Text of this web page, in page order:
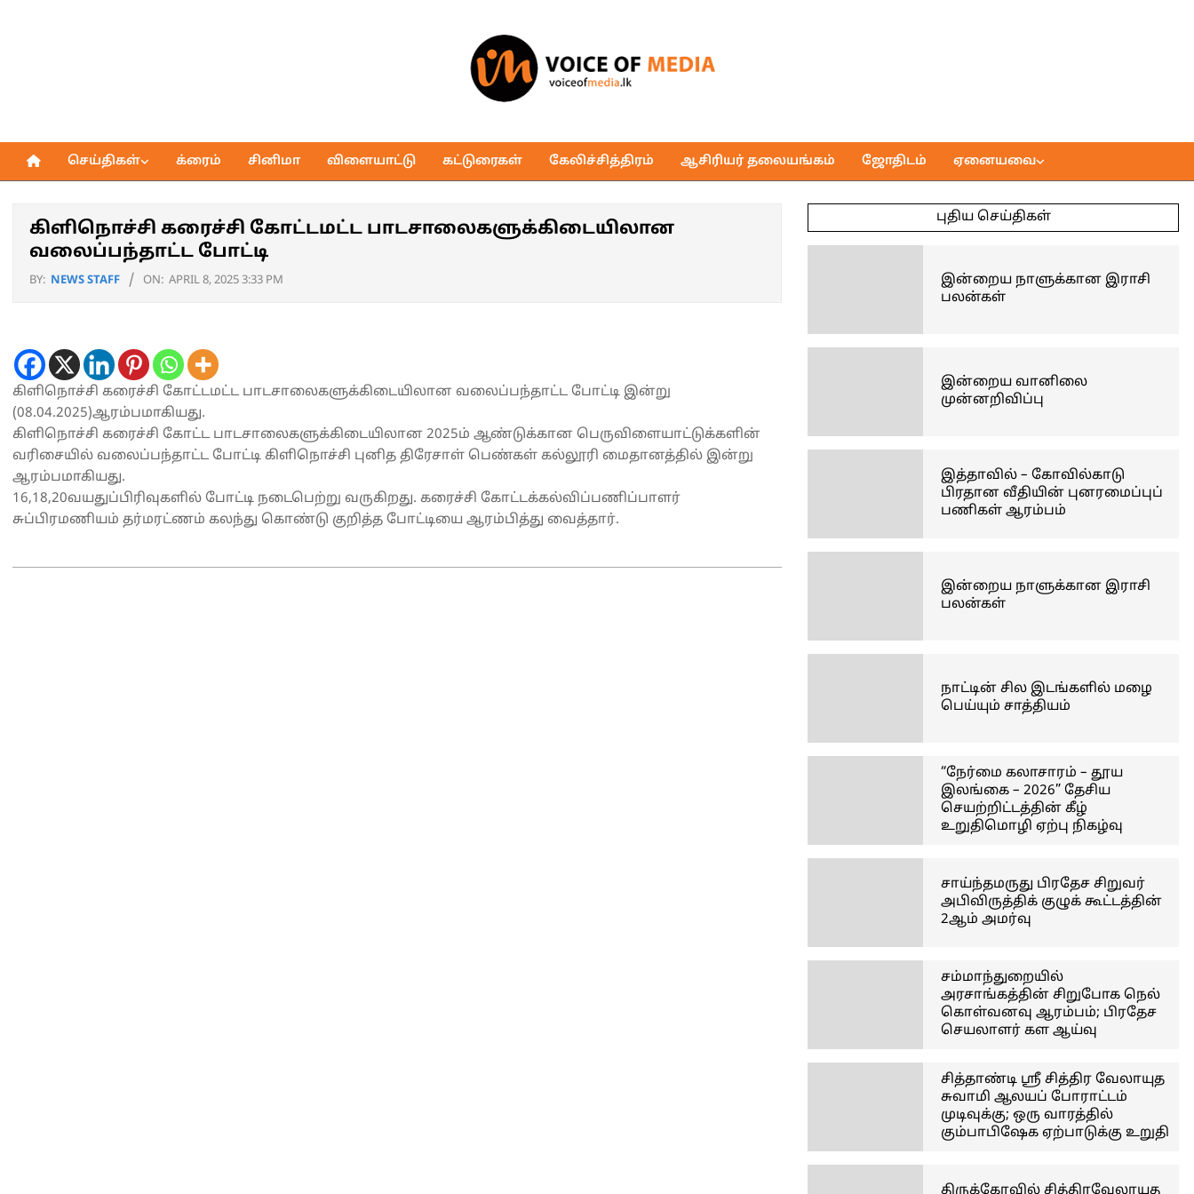
of
Media
Primary
செய்திகள் க்ரைம் சினிமா விளையாட்டு கட்டுரைகள் கேலிச்சித்திரம் ஆசிரியர் தலையங்கம் ஜோதிடம் ஏனையவை
கிளிநொச்சி கரைச்சி கோட்டமட்ட பாடசாலைகளுக்கிடையிலான
வலைப்பந்தாட்ட போட்டி
BY: NEWS STAFF ON: APRIL 8, 2025 3:33 PM
கிளிநொச்சி கரைச்சி கோட்டமட்ட பாடசாலைகளுக்கிடையிலான வலைப்பந்தாட்ட போட்டி இன்று
(08.04.2025)ஆரம்பமாகியது.
கிளிநொச்சி கரைச்சி கோட்ட பாடசாலைகளுக்கிடையிலான 2025ம் ஆண்டுக்கான பெருவிளையாட்டுக்களின்
வரிசையில் வலைப்பந்தாட்ட போட்டி கிளிநொச்சி புனித திரேசாள் பெண்கள் கல்லூரி மைதானத்தில் இன்று
ஆரம்பமாகியது.
16,18,20வயதுப்பிரிவுகளில் போட்டி நடைபெற்று வருகிறது. கரைச்சி கோட்டக்கல்விப்பணிப்பாளர்
சுப்பிரமணியம் தர்மரட்ணம் கலந்து கொண்டு குறித்த போட்டியை ஆரம்பித்து வைத்தார்.
புதிய செய்திகள்
இன்றைய நாளுக்கான இராசி
பலன்கள்
இன்றைய வானிலை
முன்னறிவிப்பு
இத்தாவில் – கோவில்காடு
பிரதான வீதியின் புனரமைப்புப்
பணிகள் ஆரம்பம்
இன்றைய நாளுக்கான இராசி
பலன்கள்
நாட்டின் சில இடங்களில் மழை
பெய்யும் சாத்தியம்
“நேர்மை கலாசாரம் – தூய
இலங்கை – 2026” தேசிய
செயற்றிட்டத்தின் கீழ்
உறுதிமொழி ஏற்பு நிகழ்வு
சாய்ந்தமருது பிரதேச சிறுவர்
அபிவிருத்திக் குழுக் கூட்டத்தின்
2ஆம் அமர்வு
சம்மாந்துறையில்
அரசாங்கத்தின் சிறுபோக நெல்
கொள்வனவு ஆரம்பம்; பிரதேச
செயலாளர் கள ஆய்வு
சித்தாண்டி ஸ்ரீ சித்திர வேலாயுத
சுவாமி ஆலயப் போராட்டம்
முடிவுக்கு; ஒரு வாரத்தில்
கும்பாபிஷேக ஏற்பாடுக்கு உறுதி